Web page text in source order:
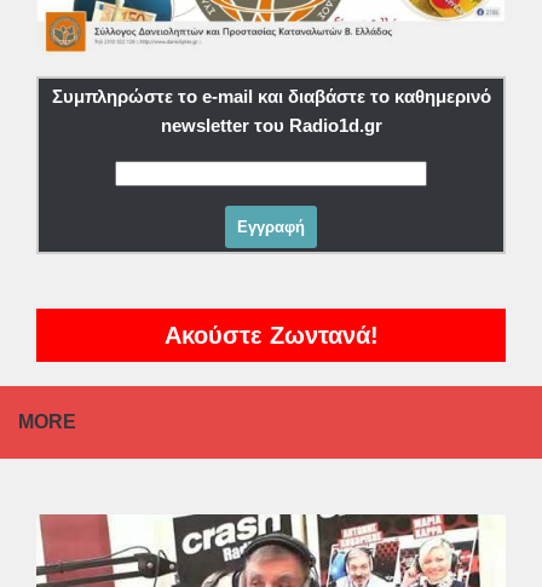
Συμπληρώστε το e-mail και διαβάστε το καθημερινό
newsletter του Radio1d.gr
Ακούστε Ζωντανά!
MORE